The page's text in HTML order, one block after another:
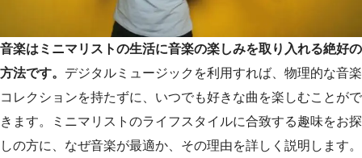
音楽はミニマリストの生活に音楽の楽しみを取り入れる絶好の
方法です。 デジタルミュージックを利用すれば、物理的な音楽
コレクションを持たずに、いつでも好きな曲を楽しむことがで
きます。ミニマリストのライフスタイルに合致する趣味をお探
しの方に、なぜ音楽が最適か、その理由を詳しく説明します。